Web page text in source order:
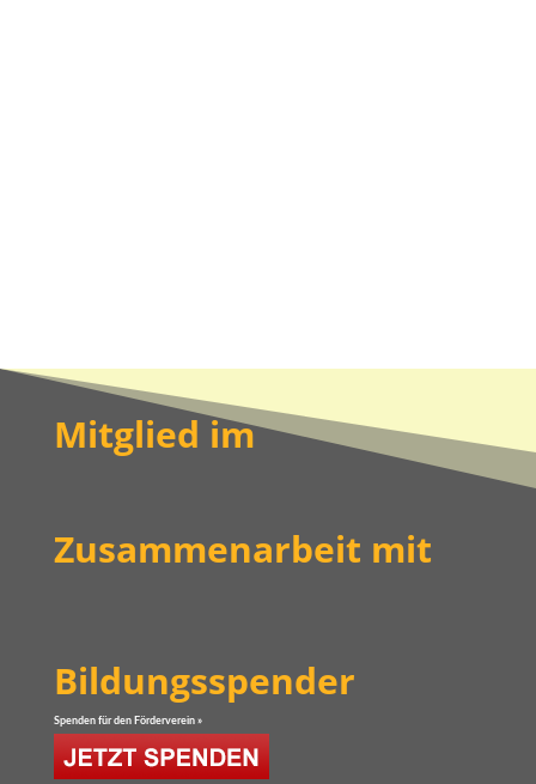
Mitglied im
Zusammenarbeit mit
Bildungsspender
Spenden für den Förderverein »